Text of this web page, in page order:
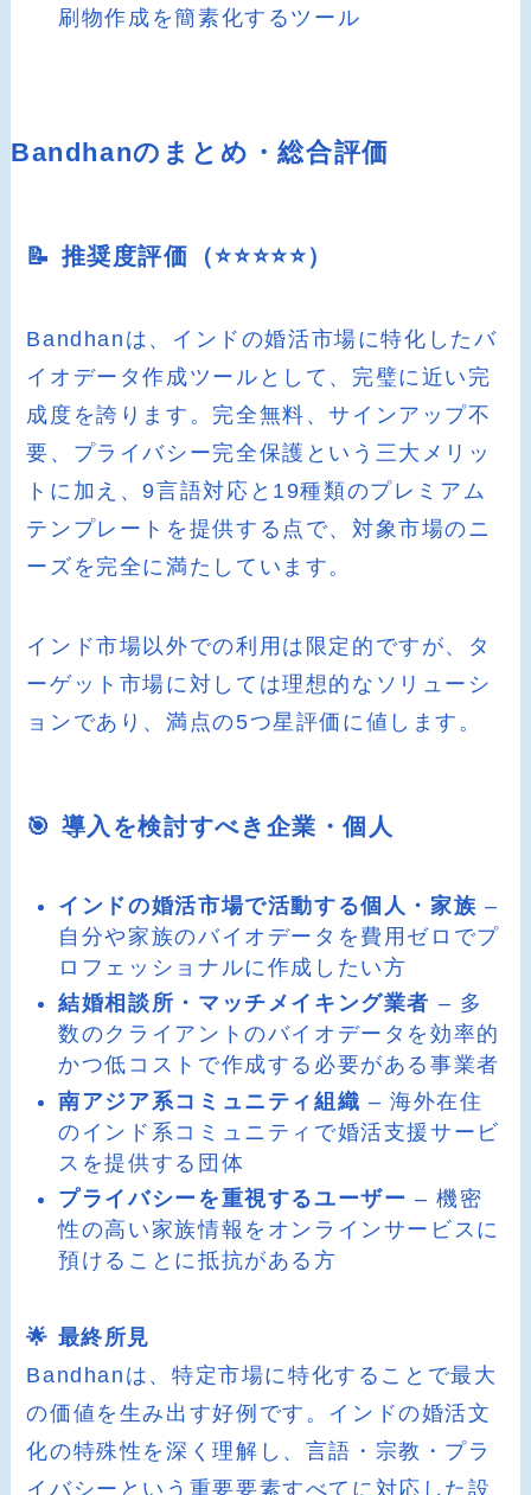
刷物作成を簡素化するツール
Bandhanのまとめ・総合評価
📝 推奨度評価（⭐️⭐️⭐️⭐️⭐️）
Bandhanは、インドの婚活市場に特化したバ
イオデータ作成ツールとして、完璧に近い完
成度を誇ります。完全無料、サインアップ不
要、プライバシー完全保護という三大メリッ
トに加え、9言語対応と19種類のプレミアム
テンプレートを提供する点で、対象市場のニ
ーズを完全に満たしています。
インド市場以外での利用は限定的ですが、タ
ーゲット市場に対しては理想的なソリューシ
ョンであり、満点の5つ星評価に値します。
🎯 導入を検討すべき企業・個人
インドの婚活市場で活動する個人・家族 –
自分や家族のバイオデータを費用ゼロでプ
ロフェッショナルに作成したい方
結婚相談所・マッチメイキング業者 – 多
数のクライアントのバイオデータを効率的
かつ低コストで作成する必要がある事業者
南アジア系コミュニティ組織 – 海外在住
のインド系コミュニティで婚活支援サービ
スを提供する団体
プライバシーを重視するユーザー – 機密
性の高い家族情報をオンラインサービスに
預けることに抵抗がある方
🌟 最終所見
Bandhanは、特定市場に特化することで最大
の価値を生み出す好例です。インドの婚活文
化の特殊性を深く理解し、言語・宗教・プラ
イバシーという重要要素すべてに対応した設